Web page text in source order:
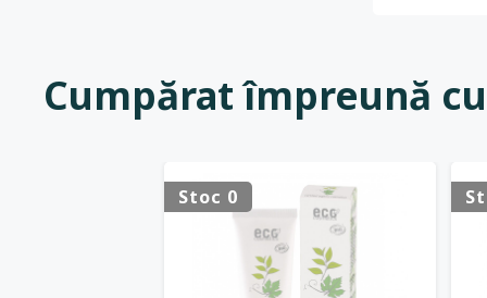
Cumpărat împreună
Stoc 0